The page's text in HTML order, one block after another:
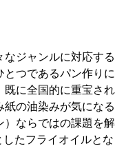
ジャンルに対応する
つであるパン作りに
既に全国的に重宝され
の油染みが気になる
）ならではの課題を解
したフライオイルとな